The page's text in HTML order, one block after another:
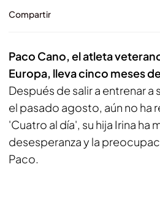
Compartir
Paco Cano, el atleta
Europa, lleva cinco meses
Después de salir a entrenar a
el pasado agosto, aún no ha
'Cuatro al día', su hija Irina ha
desesperanza y la
Paco.